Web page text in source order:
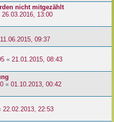
nicht mitgezählt
26.03.2016, 13:00
11.06.2015, 09:37
« 21.01.2015, 08:43
« 01.10.2013, 00:42
22.02.2013, 22:53